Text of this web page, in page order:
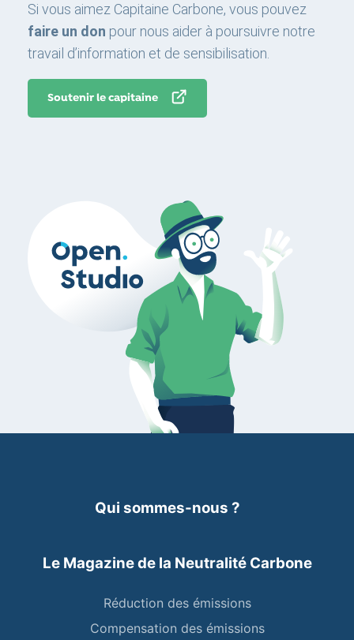
Si vous aimez Capitaine Carbone, vous pouvez
faire un don pour nous aider à poursuivre notre
travail d’information et de sensibilisation.
Soutenir le capitaine
Qui sommes-nous ?
Le Magazine de la Neutralité Carbone
Réduction des émissions
Compensation des émissions